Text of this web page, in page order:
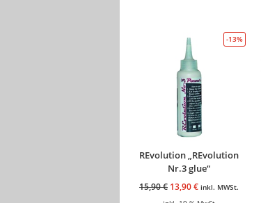
-13%
REvolution „REvolution
Nr.3 glue“
15,90€ 13,90€ inkl. MWSt.